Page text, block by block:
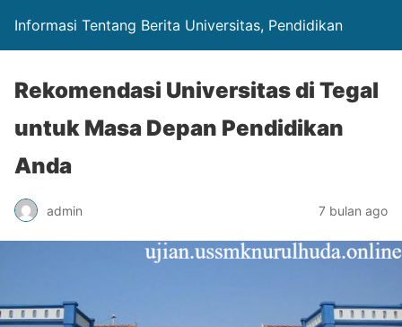
Informasi Tentang Berita Universitas, Pendidikan
Rekomendasi Universitas di Tegal
untuk Masa Depan Pendidikan
Anda
admin 7 bulan ago